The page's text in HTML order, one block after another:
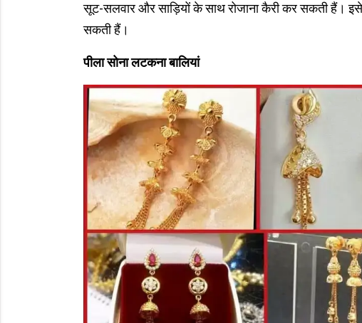
सूट-सलवार और साड़ियों के साथ रोजाना कैरी कर सकती हैं।
सकती हैं।
पीला सोना लटकना बालियां